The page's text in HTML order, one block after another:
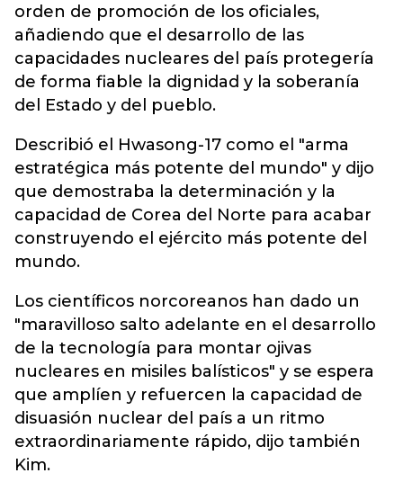
orden de promoción de los oficiales,
añadiendo que el desarrollo de las
capacidades nucleares del país protegería
de forma fiable la dignidad y la soberanía
del Estado y del pueblo.
Describió el Hwasong-17 como el "arma
estratégica más potente del mundo" y dijo
que demostraba la determinación y la
capacidad de Corea del Norte para acabar
construyendo el ejército más potente del
mundo.
Los científicos norcoreanos han dado un
"maravilloso salto adelante en el desarrollo
de la tecnología para montar ojivas
nucleares en misiles balísticos" y se espera
que amplíen y refuercen la capacidad de
disuasión nuclear del país a un ritmo
extraordinariamente rápido, dijo también
Kim.